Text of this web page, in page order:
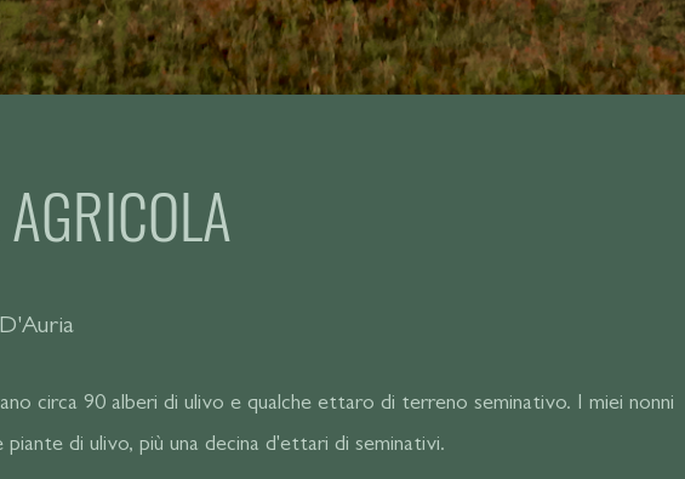
circa 90 alberi di ulivo e qualche ettaro di terreno seminativo. I miei nonni
di ulivo, più una decina d'ettari di seminativi.